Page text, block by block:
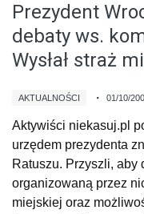
Prezydent
debaty ws.
Wysłał straż
AKTUALNOŚCI 01/10/
Aktywiści niekasuj.pl
urzędem prezydenta
Ratuszu. Przyszli, aby
organizowaną przez
miejskiej oraz